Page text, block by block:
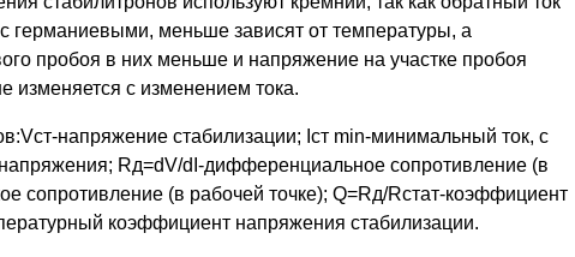
германиевыми, меньше зависят от температуры, а
пробоя в них меньше и напряжение на участке пробоя
изменяется с изменением тока.
напряжение стабилизации; Iст min-минимальный ток, с
напряжения; Rд=dV/dI-дифференциальное сопротивление (в
сопротивление (в рабочей точке); Q=Rд/Rстат-коэффициент
коэффициент напряжения стабилизации.